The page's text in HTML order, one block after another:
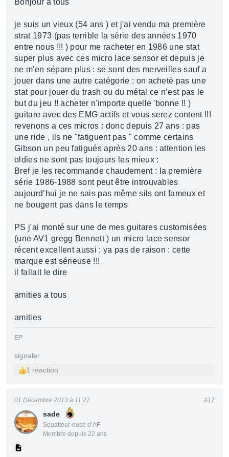
Bonjour a tous
je suis un vieux (54 ans ) et j'ai vendu ma première
strat 1973 (pas terrible la série des années 1970
entre nous !!! ) pour me racheter en 1986 une stat
super plus avec ces micro lace sensor et depuis je
ne m'en sépare plus : se sont des merveilles sauf a
jouer dans une autre catégorie : on achetè pas une
stat pour jouer du trash ou du métal ce n’est pas le
but du jeu !! acheter n'importe quelle 'bonne !! )
guitare avec des EMG actifs et vous serez content !!!
revenons a ces micros : donc depuis 27 ans : pas
une ride , ils ne "fatiguent pas " comme certains
Gibson un peu fatigués après 20 ans : attention les
oldies ne sont pas toujours les mieux :
Bref je les recommande chaudement : la première
série 1986-1988 sont peut être introuvables
aujourd’hui je ne sais pas même sils ont fameux et
ne bougent pas dans le temps
PS j'ai monté sur une de mes guitares customisées
(une AV1 gregg Bennett ) un micro lace sensor
récent excellent aussi ; ya pas de raison : cette
marque est sérieuse !!!
il fallait le dire
amities a tous
amities
EP
signaler
1 réaction
sade
Squatteur·euse d’AF
Membre depuis 22 ans
01 Décembre 2013 à 11:27 #17